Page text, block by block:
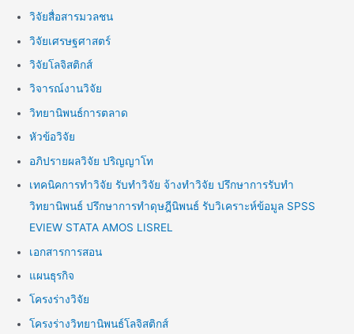
วิจัยสื่อสารมวลชน
วิจัยเศรษฐศาสตร์
วิจัยโลจิสติกส์
วิจารณ์งานวิจัย
วิทยานิพนธ์การตลาด
หัวข้อวิจัย
อภิปรายผลวิจัย ปริญญาโท
เทคนิคการทำวิจัย รับทำวิจัย จ้างทำวิจัย ปรึกษาการรับทำ
วิทยานิพนธ์ ปรึกษาการทำดุษฎีนิพนธ์ รับวิเคราะห์ข้อมูล SPSS
EVIEW STATA AMOS LISREL
เอกสารการสอน
แผนธุรกิจ
โครงร่างวิจัย
โครงร่างวิทยานิพนธ์โลจิสติกส์